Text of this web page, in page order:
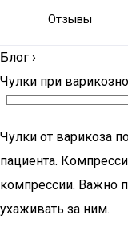
Отзывы
Блог ›
Чулки при
Чулки от варикоза
пациента.
компрессии. Важно
ухаживать за ним.